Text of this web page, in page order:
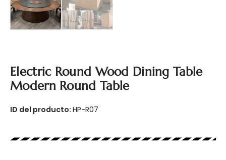
Electric Round Wood Dining Table
Modern Round Table
ID del producto: HP-R07